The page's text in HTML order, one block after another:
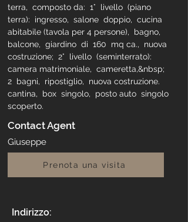
terra,  composto da:  1°  livello  (piano
terra):  ingresso,  salone  doppio,  cucina
abitabile (tavola per 4 persone),  bagno,
balcone,  giardino  di  160  mq ca.,  nuova
costruzione;  2°  livello  (seminterrato):
camera matrimoniale,  cameretta,&nbsp;
2  bagni,  ripostiglio,  nuova costruzione.
cantina,  box  singolo,  posto auto  singolo
scoperto.
Contact Agent
Giuseppe
Prenota una visita
Indirizzo: